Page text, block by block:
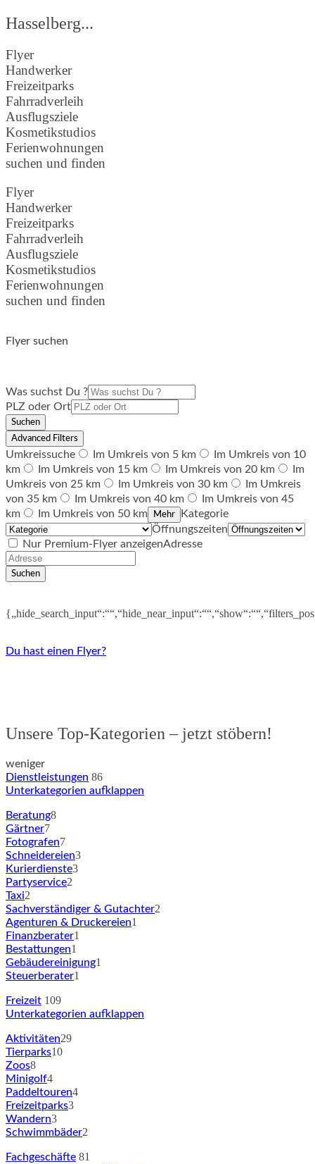
Hasselberg...
Flyer
Handwerker
Freizeitparks
Fahrradverleih
Ausflugsziele
Kosmetikstudios
Ferienwohnungen
suchen und finden
Flyer
Handwerker
Freizeitparks
Fahrradverleih
Ausflugsziele
Kosmetikstudios
Ferienwohnungen
suchen und finden
Flyer suchen
Was suchst Du ?
PLZ oder Ort
Suchen
Advanced Filters
Umkreissuche Im Umkreis von 5 km
Im Umkreis von 10
km
Im Umkreis von 15 km Im Umkreis von 20 km
Im
Umkreis von 25 km
Im Umkreis von 30 km
Im Umkreis
von 35 km
Im Umkreis von 40 km
Im Umkreis von 45
km
Im Umkreis von 50 km Mehr
Kategorie
Öffnungszeiten
Nur Premium-Flyer anzeigenAdresse
Suchen
Du hast einen Flyer?
Unsere Top-Kategorien – jetzt stöbern!
weniger
Dienstleistungen 86
Unterkategorien aufklappen
Beratung8
Gärtner7
Fotografen7
Schneidereien3
Kurierdienste3
Partyservice2
Taxi2
Sachverständiger & Gutachter2
Agenturen & Druckereien1
Finanzberater1
Bestattungen1
Gebäudereinigung1
Steuerberater1
Freizeit 109
Unterkategorien aufklappen
Aktivitäten29
Tierparks10
Zoos8
Minigolf4
Paddeltouren4
Freizeitparks3
Wandern3
Schwimmbäder2
Fachgeschäfte 81